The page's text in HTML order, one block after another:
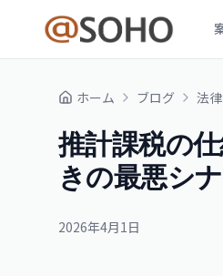
ホーム ブログ 法
推計課税の
きの最悪シ
2026年4月1日